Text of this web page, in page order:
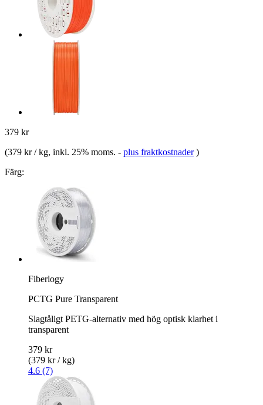
379 kr
(379 kr / kg, inkl. 25% moms. - plus fraktkostnader )
Färg:
Fiberlogy
PCTG Pure Transparent
Slagtåligt PETG-alternativ med hög optisk klarhet i
transparent
379 kr
(379 kr / kg)
4.6 (7)